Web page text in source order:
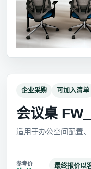
企业采购 可加入清单
会议桌
适用于办公空间配置
最终报价以